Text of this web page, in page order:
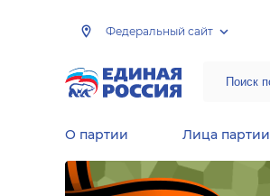
Федеральный сайт
О партии Лица партии